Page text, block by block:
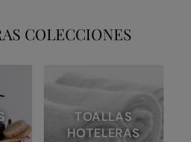
COLECCIONES
TOALLAS
HOTELERAS